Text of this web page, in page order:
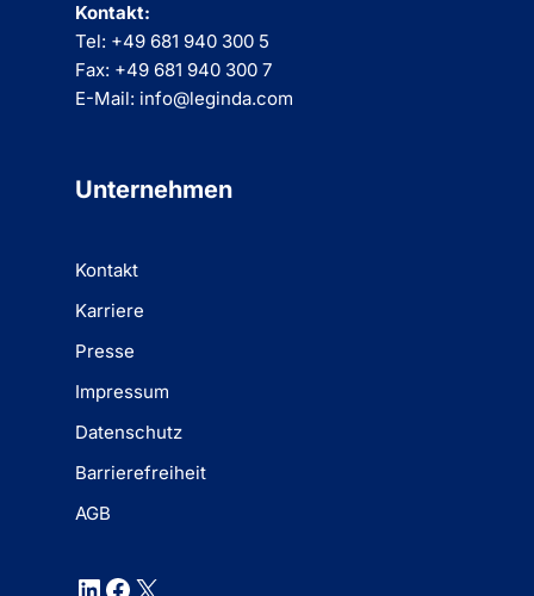
Kontakt:
Tel: +49 681 940 300 5
Fax: +49 681 940 300 7
E-Mail: info@leginda.com
Unternehmen
Kontakt
Karriere
Presse
Impressum
Datenschutz
Barrierefreiheit
AGB